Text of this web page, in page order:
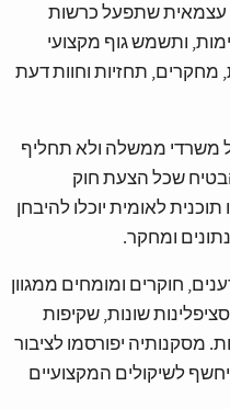
עצמאית שתפעל כרשות
ותשמש גוף מקצועי
מחקרים, תחזיות וחוות דעת
משרדי ממשלה ולא תחליף
שכל הצעת חוק
לאומית יוכלו להיבחן
ומחקר.
חוקרים ומומחים ממגוון
שונות, שקיפות
מסקנותיה יפורסמו לציבור
לשיקולים המקצועיים